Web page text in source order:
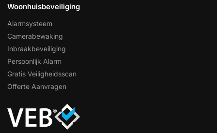
Woonhuisbeveiliging
Alarmsysteem
Camerabewaking
Inbraakbeveiliging
Persoonlijk Alarm
Gratis Veiligheidsscan
Offerte Aanvragen